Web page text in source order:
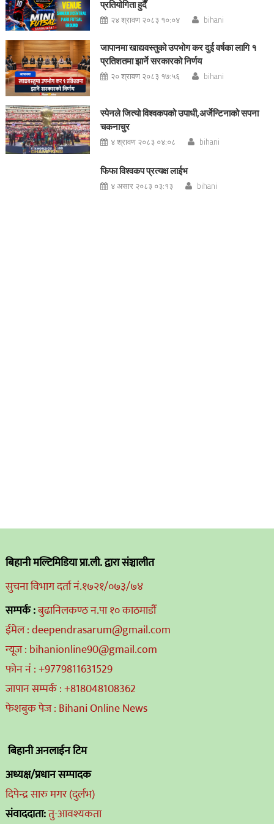
प्रतियोगिता हुदैँ
२४ श्रावण २०८३ १०:०४ bihani
जापानमा खाद्यवस्तुको उपभोग कर दुई वर्षका लागि १
प्रतिशतमा झार्ने सरकारको निर्णय
२० श्रावण २०८३ १७:५६ bihani
स्पेनले जित्यो विश्वकपको उपाधी,अर्जेन्टिनाको सपना
चकनाचुर
४ श्रावण २०८३ ०४:०८ bihani
फिफा विश्वकप प्रत्यक्ष लाईभ
४ असार २०८३ ०३:१३ bihani
बिहानी मल्टिमिडिया प्रा.ली. द्वारा संञ्चालीत
सुचना विभाग दर्ता नं.१७२१/०७३/७४
सम्पर्क :बुढानिलकण्ठ न.पा १० काठमाडौं
ईमेल : deependrasarum@gmail.com
न्यूज : bihanionline90@gmail.com
फोन नं : +9779811631529
जापान सम्पर्क : +818048108362
फेशबुक पेज : Bihani Online News
बिहानी अनलाईन टिम
अध्यक्ष/प्रधान सम्पादक
दिपेन्द्र सारु मगर (दुर्लभ)
संवाददाता:तु-आवश्यकता